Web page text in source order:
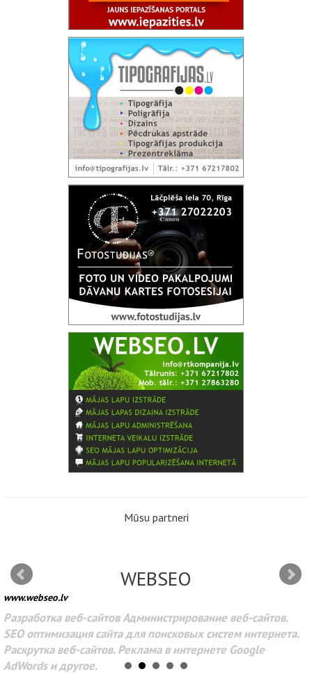
Mūsu partneri
WEBSEO
www.webseo.lv
Разработка веб-сайтов Администрирование веб-сайтов.
SEO оптимизация сайта для поисковых систем интернета.
Раскрутка веб-сайтов. Реклама в интернете Google
AdWords и другое.